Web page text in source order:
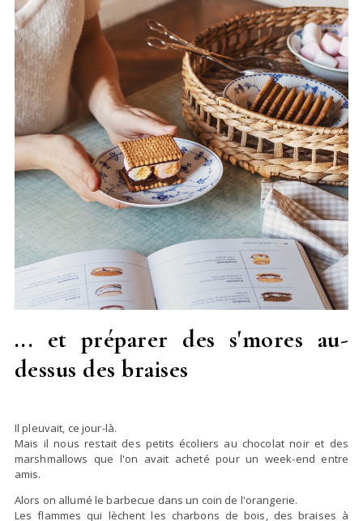
... et préparer des s'mores au-
dessus des braises
Il pleuvait, ce jour-là.
Mais il nous restait des petits écoliers au chocolat noir et des
marshmallows que l'on avait acheté pour un week-end entre
amis.
Alors on allumé le barbecue dans un coin de l'orangerie.
Les flammes qui lèchent les charbons de bois, des braises à